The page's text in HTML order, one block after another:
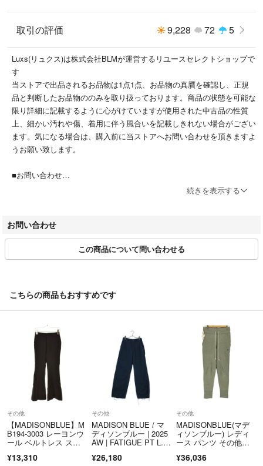
取引の評価 9,228 72 5
Luxs(リュクス)は株式会社BLMが運営するリユースセレクトショップで
す
当ストアで出品されるお品物は1点1点、お品物の真贋を確認し、正規
品と判断したお品物ののみを取り扱っております。商品の状態を可能な
限り詳細に記載するように心がけていますが使用された中古品の性質
上、細かい汚れや傷、着用に伴う風合いを記載しきれない場合がござい
ます。気になる場合は、購入前に当ストアへお問い合わせを頂きますよ
うお願い致します。
■お問い合わせ
商品詳細ページ、または取引ページよりお問い合わせボタン押下＞問い
※商品に関するお問合せの際は該当商品の「管理番号」をお伝えくださ
い。
対するお取り置きや専用ページには対応できかねます。
値下げ時、値下げ後の専用対応は原則行なっておりません。
■商品の引き渡し時期
注文確定後、2～3営業日以内に発送いたします。
※当ストアのお品物は出品後、畳んだ状態で袋に入れて保管していま
す。保管期間によってはシワや型崩れが発生する可能性がございますの
※本商品は一点物となります。他サイト等でも販売している商品とな
り、多少のお時間差にて欠品になることもございます。ご了承お願いい
たします。
続きを表示する
お問い合わせ
この商品について問い合わせる
こちらの商品もおすすめです
その他
【MADISONBLUE】M
B194-3003 レーヨンウ
ール ベルトレス スト
¥13,310
その他
MADISON BLUE / マ
ディソンブルー | 2025
AW | FATIGUE PT L.o
イビー | レディース
¥26,180
その他
MADISONBLUE(マデ
ィソンブルー) レディ
ース パンツ その他パ
¥36,036